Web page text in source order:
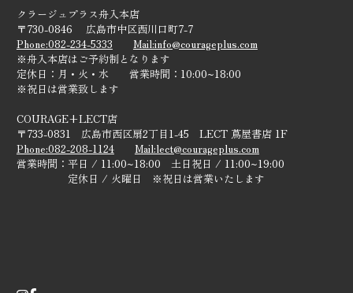
クラージュプラス舟入本店
〒730-0846 広島市中区西川口町7-7
Phone:082-234-5333
Mail:info@courageplus.com
※舟入本店はご予約制となります
定休日：月・火・水 営業時間：10:00~18:00
※祝日は営業致します
COURAGE+LECT店
〒733-0831 広島市西区扇2丁目1-45 LECT 蔦屋書店 1F
Phone:082-208-1124
Mail:lect@courageplus.com
営業時間：平日 / 11:00~18:00 土日祝日 / 11:00~19:00
定休日 / 火曜日 ※祝日は営業いたします